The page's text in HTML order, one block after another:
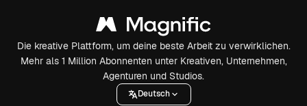
Die kreative Plattform, um deine beste Arbeit zu verwirklichen.
Mehr als 1 Million Abonnenten unter Kreativen, Unternehmen,
Agenturen und Studios.
Deutsch